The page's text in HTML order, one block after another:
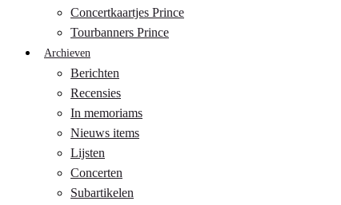
Concertkaartjes Prince
Tourbanners Prince
Archieven
Berichten
Recensies
In memoriams
Nieuws items
Lijsten
Concerten
Subartikelen